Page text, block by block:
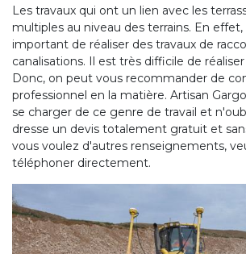
Les travaux qui ont un lien avec les
multiples au niveau des terrains. En
important de réaliser des travaux de
canalisations. Il est très difficile de
Donc, on peut vous recommander de
professionnel en la matière. Artisan
se charger de ce genre de travail et
dresse un devis totalement gratuit et
vous voulez d'autres renseignements,
téléphoner directement.